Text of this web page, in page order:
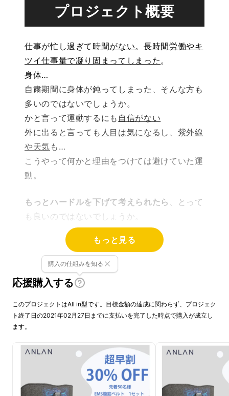
プロジェクト概要
仕事が忙し過ぎて 時間がない。 長時間労働やキ
ツイ仕事量で凝り固まってしまった。
身体…
自粛期間に身体が鈍ってしまった、そんな方も
多いのではないでしょうか。
かと言って運動するにも 自信がない
外に出ると言っても 人目は気になる し、 紫外線
や天気 も…
こうやって何かと理由をつけては避けていた運
動。
もっとハードルを下げて考えられたら 、とって
も良いのではないでしょうか。
もっと見る
応援購入する
購入の仕組みを知る
このプロジェクトはAll in型です。目標金額の達成に関わらず、プロジェク
ト終了日の2021年02月27日までに支払いを完了した時点で購入が成立し
ます。